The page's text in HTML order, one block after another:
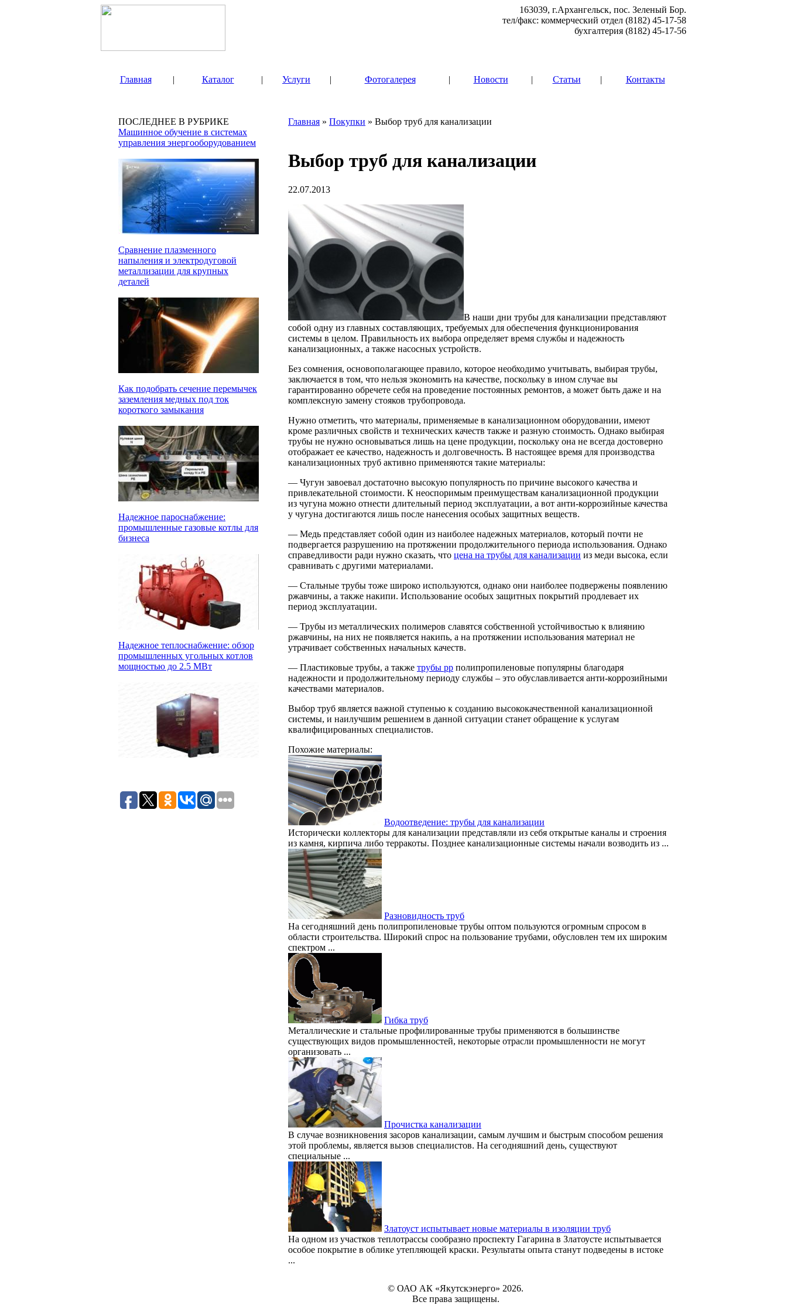
163039, г.Архангельск, пос. Зеленый Бор.
тел/факс: коммерческий отдел (8182) 45-17-58
бухгалтерия (8182) 45-17-56
Главная | Каталог | Услуги | Фотогалерея | Новости | Статьи | Контакты
ПОСЛЕДНЕЕ В РУБРИКЕ
Машинное обучение в системах
управления энергооборудованием
Сравнение плазменного
напыления и электродуговой
металлизации для крупных
деталей
Как подобрать сечение перемычек
заземления медных под ток
короткого замыкания
Надежное пароснабжение:
промышленные газовые котлы для
бизнеса
Надежное теплоснабжение: обзор
промышленных угольных котлов
мощностью до 2.5 МВт
Главная » Покупки » Выбор труб для канализации
Выбор труб для канализации
22.07.2013
В наши дни трубы для канализации представляют
собой одну из главных составляющих, требуемых для обеспечения функционирования
системы в целом. Правильность их выбора определяет время службы и надежность
канализационных, а также насосных устройств.
Без сомнения, основополагающее правило, которое необходимо учитывать, выбирая трубы,
заключается в том, что нельзя экономить на качестве, поскольку в ином случае вы
гарантированно обречете себя на проведение постоянных ремонтов, а может быть даже и на
комплексную замену стояков трубопровода.
Нужно отметить, что материалы, применяемые в канализационном оборудовании, имеют
кроме различных свойств и технических качеств также и разную стоимость. Однако выбирая
трубы не нужно основываться лишь на цене продукции, поскольку она не всегда достоверно
отображает ее качество, надежность и долговечность. В настоящее время для производства
канализационных труб активно применяются такие материалы:
— Чугун завоевал достаточно высокую популярность по причине высокого качества и
привлекательной стоимости. К неоспоримым преимуществам канализационной продукции
из чугуна можно отнести длительный период эксплуатации, а вот анти-коррозийные качества
у чугуна достигаются лишь после нанесения особых защитных веществ.
— Медь представляет собой один из наиболее надежных материалов, который почти не
подвергается разрушению на протяжении продолжительного периода использования. Однако
справедливости ради нужно сказать, что цена на трубы для канализации из меди высока, если
сравнивать с другими материалами.
— Стальные трубы тоже широко используются, однако они наиболее подвержены появлению
ржавчины, а также накипи. Использование особых защитных покрытий продлевает их
период эксплуатации.
— Трубы из металлических полимеров славятся собственной устойчивостью к влиянию
ржавчины, на них не появляется накипь, а на протяжении использования материал не
утрачивает собственных начальных качеств.
— Пластиковые трубы, а также трубы pp полипропиленовые популярны благодаря
надежности и продолжительному периоду службы – это обуславливается анти-коррозийными
качествами материалов.
Выбор труб является важной ступенью к созданию высококачественной канализационной
системы, и наилучшим решением в данной ситуации станет обращение к услугам
квалифицированных специалистов.
Похожие материалы:
Водоотведение: трубы для канализации
Исторически коллекторы для канализации представляли из себя открытые каналы и строения
из камня, кирпича либо терракоты. Позднее канализационные системы начали возводить из ...
Разновидность труб
На сегодняшний день полипропиленовые трубы оптом пользуются огромным спросом в
области строительства. Широкий спрос на пользование трубами, обусловлен тем их широким
спектром ...
Гибка труб
Металлические и стальные профилированные трубы применяются в большинстве
существующих видов промышленностей, некоторые отрасли промышленности не могут
организовать ...
Прочистка канализации
В случае возникновения засоров канализации, самым лучшим и быстрым способом решения
этой проблемы, является вызов специалистов. На сегодняшний день, существуют
специальные ...
Златоуст испытывает новые материалы в изоляции труб
На одном из участков теплотрассы сообразно проспекту Гагарина в Златоусте испытывается
особое покрытие в облике утепляющей краски. Результаты опыта станут подведены в истоке
...
© ОАО АК «Якутскэнерго» 2026.
Все права защищены.